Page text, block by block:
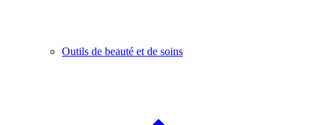
Outils de beauté et de soins